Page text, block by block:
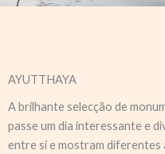
AYUTTHAYA
A brilhante selecção de
passe um dia interessante e
entre si e mostram diferentes